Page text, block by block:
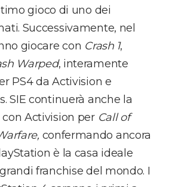
gioco di uno dei
Successivamente, nel
giocare con Crash 1,
Warped, interamente
PS4 da Activision e
SIE continuerà anche la
Activision per Call of
confermando ancora
è la casa ideale
franchise del mondo. I